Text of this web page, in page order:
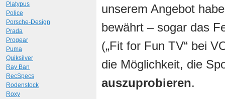
unserem Angebot
bewährt – sogar das
(„Fit for Fun TV“ bei
die Möglichkeit, die
auszuprobieren.
Platypus
Police
Porsche-Design
Prada
Progear
Puma
Quiksilver
Ray Ban
RecSpecs
Rodenstock
Roxy